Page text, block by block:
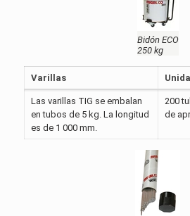
Bidón ECO
250 kg
Varillas
Las varillas TIG se embalan
en tubos de 5 kg. La longitud
es de 1 000 mm.
200
de